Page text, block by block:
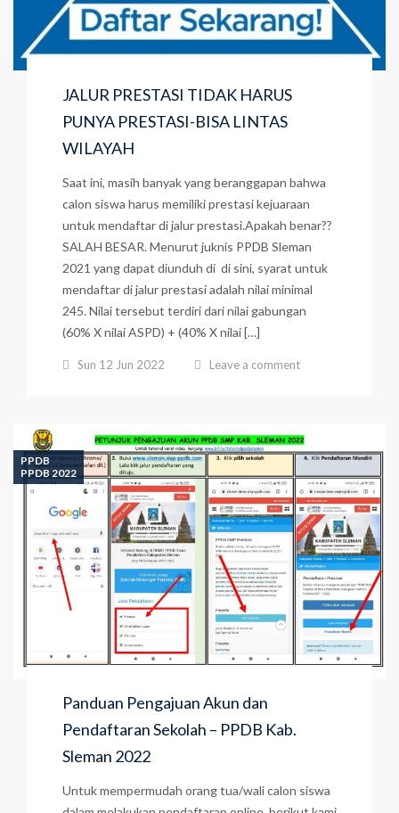
JALUR PRESTASI TIDAK HARUS
PUNYA PRESTASI-BISA LINTAS
WILAYAH
Saat ini, masih banyak yang beranggapan bahwa
calon siswa harus memiliki prestasi kejuaraan
untuk mendaftar di jalur prestasi.Apakah benar??
SALAH BESAR. Menurut juknis PPDB Sleman
2021 yang dapat diunduh di di sini, syarat untuk
mendaftar di jalur prestasi adalah nilai minimal
245. Nilai tersebut terdiri dari nilai gabungan
(60% X nilai ASPD) + (40% X nilai […]
Sun 12 Jun 2022 Leave a comment
PPDB
PPDB 2022
Panduan Pengajuan Akun dan
Pendaftaran Sekolah – PPDB Kab.
Sleman 2022
Untuk mempermudah orang tua/wali calon siswa